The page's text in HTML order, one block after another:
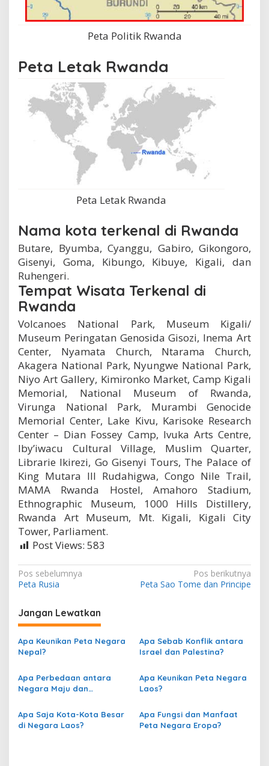
Peta Politik Rwanda
Peta Letak Rwanda
Peta Letak Rwanda
Nama kota terkenal di Rwanda
Butare, Byumba, Cyanggu, Gabiro, Gikongoro,
Gisenyi, Goma, Kibungo, Kibuye, Kigali, dan
Ruhengeri.
Tempat Wisata Terkenal di
Rwanda
Volcanoes National Park, Museum Kigali/
Museum Peringatan Genosida Gisozi, Inema Art
Center, Nyamata Church, Ntarama Church,
Akagera National Park, Nyungwe National Park,
Niyo Art Gallery, Kimironko Market, Camp Kigali
Memorial, National Museum of Rwanda,
Virunga National Park, Murambi Genocide
Memorial Center, Lake Kivu, Karisoke Research
Center – Dian Fossey Camp, Ivuka Arts Centre,
Iby’iwacu Cultural Village, Muslim Quarter,
Librarie Ikirezi, Go Gisenyi Tours, The Palace of
King Mutara III Rudahigwa, Congo Nile Trail,
MAMA Rwanda Hostel, Amahoro Stadium,
Ethnographic Museum, 1000 Hills Distillery,
Rwanda Art Museum, Mt. Kigali, Kigali City
Tower, Parliament.
Post Views: 583
N
a
v
i
g
a
s
i
p
o
Pos sebelumnya
Peta Rusia
Pos berikutnya
Peta Sao Tome dan Principe
Jangan Lewatkan
Apa Keunikan Peta Negara
Nepal?
Apa Sebab Konflik antara
Israel dan Palestina?
Apa Perbedaan antara
Negara Maju dan
Peta?
Apa Keunikan Peta Negara
Laos?
Apa Saja Kota-Kota Besar
di Negara Laos?
Apa Fungsi dan Manfaat
Peta Negara Eropa?